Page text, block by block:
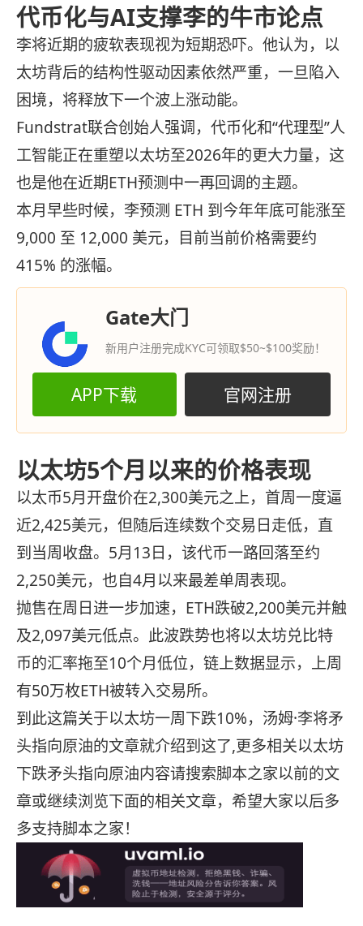
代币化与AI支撑李的牛市论点
李将近期的疲软表现视为短期恐吓。他认为，以
太坊背后的结构性驱动因素依然严重，一旦陷入
困境，将释放下一个波上涨动能。
Fundstrat联合创始人强调，代币化和“代理型”人
工智能正在重塑以太坊至2026年的更大力量，这
也是他在近期ETH预测中一再回调的主题。
本月早些时候，李预测 ETH 到今年年底可能涨至
9,000 至 12,000 美元，目前当前价格需要约
415% 的涨幅。
Gate大门
新用户注册完成KYC可领取$50~$100奖励！
APP下载 官网注册
以太坊5个月以来的价格表现
以太币5月开盘价在2,300美元之上，首周一度逼
近2,425美元，但随后连续数个交易日走低，直
到当周收盘。5月13日，该代币一路回落至约
2,250美元，也自4月以来最差单周表现。
抛售在周日进一步加速，ETH跌破2,200美元并触
及2,097美元低点。此波跌势也将以太坊兑比特
币的汇率拖至10个月低位，链上数据显示，上周
有50万枚ETH被转入交易所。
到此这篇关于以太坊一周下跌10%，汤姆·李将矛
头指向原油的文章就介绍到这了,更多相关以太坊
下跌矛头指向原油内容请搜索脚本之家以前的文
章或继续浏览下面的相关文章，希望大家以后多
多支持脚本之家！